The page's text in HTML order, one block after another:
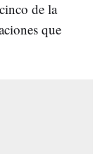
de la
que